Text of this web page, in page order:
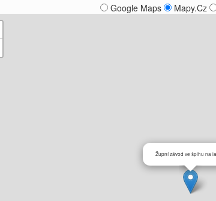
Google Maps Mapy.Cz
Župní závod ve šplhu na